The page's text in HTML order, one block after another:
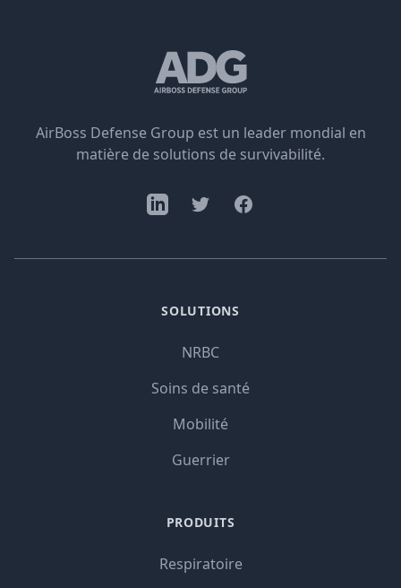
AirBoss Defense Group est un leader mondial en
matière de solutions de survivabilité.
SOLUTIONS
NRBC
Soins de santé
Mobilité
Guerrier
PRODUITS
Respiratoire